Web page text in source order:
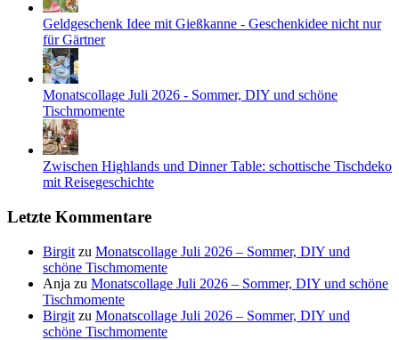
Geldgeschenk Idee mit Gießkanne - Geschenkidee nicht nur
für Gärtner
Monatscollage Juli 2026 - Sommer, DIY und schöne
Tischmomente
Zwischen Highlands und Dinner Table: schottische Tischdeko
mit Reisegeschichte
Letzte Kommentare
Birgit zu Monatscollage Juli 2026 – Sommer, DIY und
schöne Tischmomente
Anja zu Monatscollage Juli 2026 – Sommer, DIY und schöne
Tischmomente
Birgit zu Monatscollage Juli 2026 – Sommer, DIY und
schöne Tischmomente